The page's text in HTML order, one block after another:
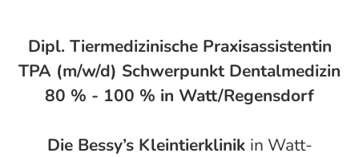
Dipl. Tiermedizinische Praxisassistentin
TPA (m/w/d) Schwerpunkt Dentalmedizin
80 % - 100 % in Watt/Regensdorf
Die Bessy’s Kleintierklinik in Watt-